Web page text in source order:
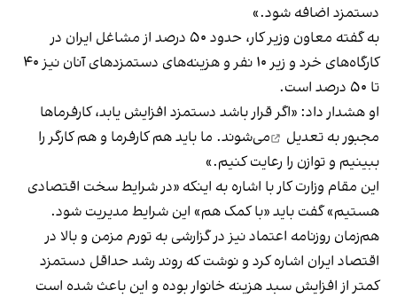
دستمزد اضافه شود.»
به گفته معاون وزیر کار، حدود ۵۰ درصد از مشاغل ایران در
کارگاه‌های خرد و زیر ۱۰ نفر و هزینه‌های دستمزدهای آنان نیز ۴۰
تا ۵۰ درصد است.
او هشدار داد: «اگر قرار باشد دستمزد افزایش یابد، کارفرماها
مجبور به تعدیل
می‌شوند. ما باید هم کارفرما و هم کارگر را
ببینیم و توازن را رعایت کنیم.»
این مقام وزارت کار با اشاره به اینکه «در شرایط سخت اقتصادی
هستیم» گفت باید «با کمک هم» این شرایط مدیریت شود.
هم‌زمان روزنامه اعتماد نیز در گزارشی به تورم مزمن و بالا در
اقتصاد ایران اشاره کرد و نوشت که روند رشد حداقل دستمزد
کمتر از افزایش سبد هزینه خانوار بوده و این باعث شده است